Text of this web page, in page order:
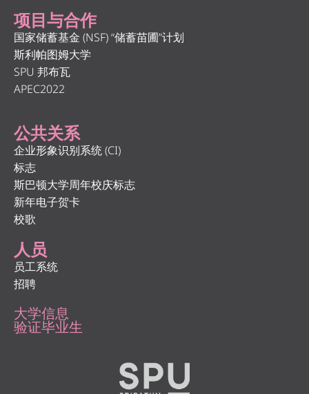
项目与合作
国家储蓄基金 (NSF) “储蓄苗圃”计划
斯利帕图姆大学
SPU 邦布瓦
APEC2022
公共关系
企业形象识别系统 (CI)
标志
斯巴顿大学周年校庆标志
新年电子贺卡
校歌
人员
员工系统
招聘
大学信息
验证毕业生